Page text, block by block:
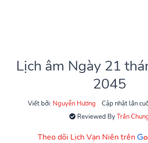
Lịch âm Ngày 21
2045
Viết bởi: Nguyễn Hương
Cập nhật lần
Reviewed ByTrần
Theo dõi Lịch Vạn Niên trên